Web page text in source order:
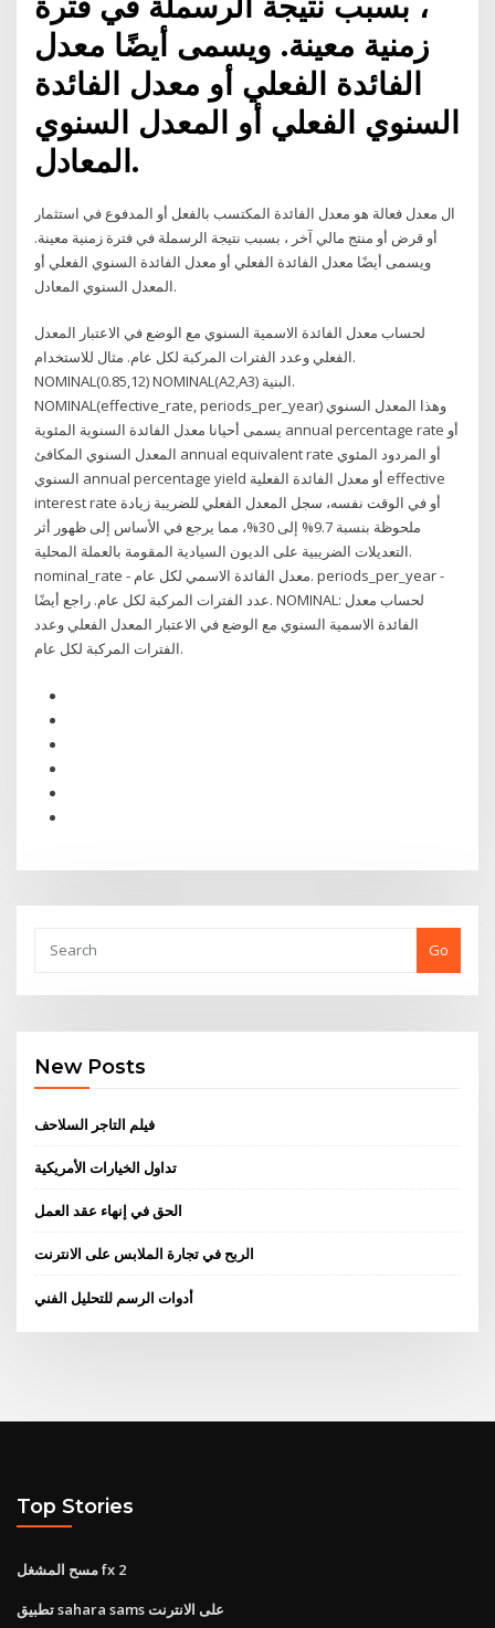
زمنية معينة. ويسمى أيضًا معدل
الفائدة الفعلي أو معدل الفائدة
السنوي الفعلي أو المعدل السنوي
المعادل.
ال معدل فعالة هو معدل الفائدة المكتسب بالفعل أو المدفوع في استثمار
أو قرض أو منتج مالي آخر ، بسبب نتيجة الرسملة في فترة زمنية معينة.
ويسمى أيضًا معدل الفائدة الفعلي أو معدل الفائدة السنوي الفعلي أو
المعدل السنوي المعادل.
لحساب معدل الفائدة الاسمية السنوي مع الوضع في الاعتبار المعدل
الفعلي وعدد الفترات المركبة لكل عام. مثال للاستخدام.
NOMINAL(0.85,12)‎ NOMINAL(A2,A3)‎ البنية.
NOMINAL(effective_rate, periods_per_year)‎ وهذا المعدل السنوي
يسمى أحيانا معدل الفائدة السنوية المئوية annual percentage rate أو
المعدل السنوي المكافئ annual equivalent rate أو المردود المئوي
السنوي annual percentage yield أو معدل الفائدة الفعلية effective
interest rate أو في الوقت نفسه، سجل المعدل الفعلي للضريبة زيادة
ملحوظة بنسبة 9.7% إلى 30%، مما يرجع في الأساس إلى ظهور أثر
التعديلات الضريبية على الديون السيادية المقومة بالعملة المحلية.
nominal_rate - معدل الفائدة الاسمي لكل عام. periods_per_year -
عدد الفترات المركبة لكل عام. راجع أيضًا. NOMINAL: لحساب معدل
الفائدة الاسمية السنوي مع الوضع في الاعتبار المعدل الفعلي وعدد
الفترات المركبة لكل عام.
Go
New Posts
فيلم التاجر السلاحف
تداول الخيارات الأمريكية
الحق في إنهاء عقد العمل
الربح في تجارة الملابس على الانترنت
أدوات الرسم للتحليل الفني
Top Stories
مسح المشغل fx 2
تطبيق sahara sams على الانترنت